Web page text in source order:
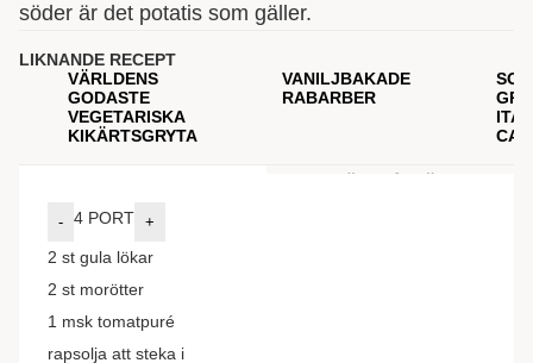
söder är det potatis som gäller.
LIKNANDE RECEPT
VÄRLDENS
GODASTE
VEGETARISKA
KIKÄRTSGRYTA
VANILJBAKADE
RABARBER
- 4 PORT +
2 st gula lökar
2 st morötter
1 msk tomatpuré
rapsolja att steka i